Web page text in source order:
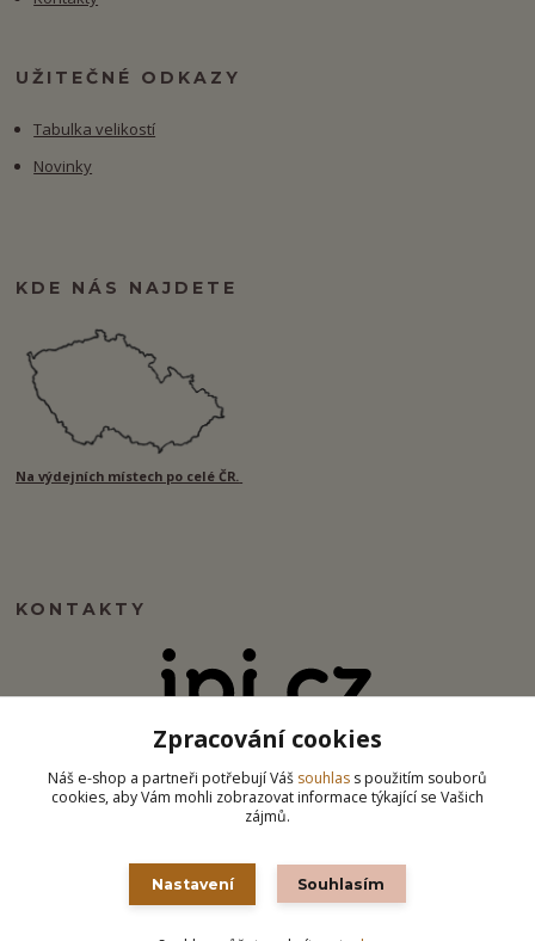
UŽITEČNÉ ODKAZY
Tabulka velikostí
Novinky
KDE NÁS NAJDETE
Na výdejních místech po celé ČR.
KONTAKTY
info@ipj.cz
Zpracování cookies
Náš e-shop a partneři potřebují Váš souhlas s použitím souborů
cookies, aby Vám mohli zobrazovat informace týkající se Vašich
zájmů.
Nastavení Souhlasím